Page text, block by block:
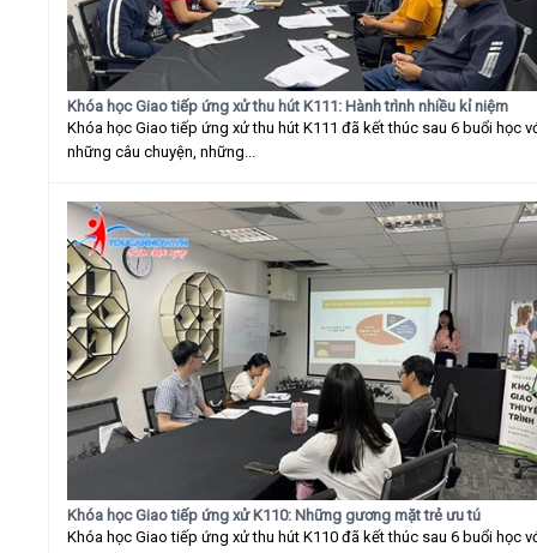
Khóa học Giao tiếp ứng xử thu hút K111: Hành trình nhiều kỉ niệm
Khóa học Giao tiếp ứng xử thu hút K111 đã kết thúc sau 6 buổi học
những câu chuyện, những...
Khóa học Giao tiếp ứng xử K110: Những gương mặt trẻ ưu tú
Khóa học Giao tiếp ứng xử thu hút K110 đã kết thúc sau 6 buổi học